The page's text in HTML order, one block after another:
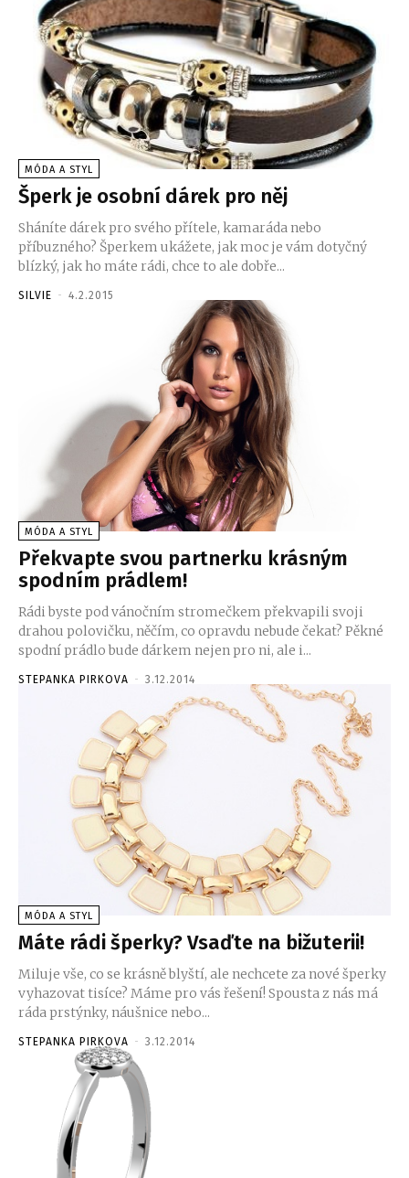
MÓDA A STYL
Šperk je osobní dárek pro něj
Sháníte dárek pro svého přítele, kamaráda nebo
příbuzného? Šperkem ukážete, jak moc je vám dotyčný
blízký, jak ho máte rádi, chce to ale dobře...
SILVIE - 4.2.2015
MÓDA A STYL
Překvapte svou partnerku krásným
spodním prádlem!
Rádi byste pod vánočním stromečkem překvapili svoji
drahou polovičku, něčím, co opravdu nebude čekat? Pěkné
spodní prádlo bude dárkem nejen pro ni, ale i...
STEPANKA PIRKOVA - 3.12.2014
MÓDA A STYL
Máte rádi šperky? Vsaďte na bižuterii!
Miluje vše, co se krásně blyští, ale nechcete za nové šperky
vyhazovat tisíce? Máme pro vás řešení! Spousta z nás má
ráda prstýnky, náušnice nebo...
STEPANKA PIRKOVA - 3.12.2014